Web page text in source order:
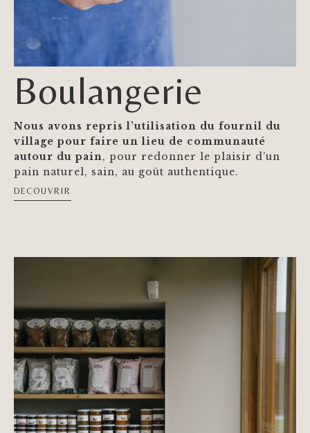
Boulangerie
Nous avons repris l’utilisation du fournil du
village pour faire un lieu de communauté
autour du pain, pour redonner le plaisir d’un
pain naturel, sain, au goût authentique.
DECOUVRIR